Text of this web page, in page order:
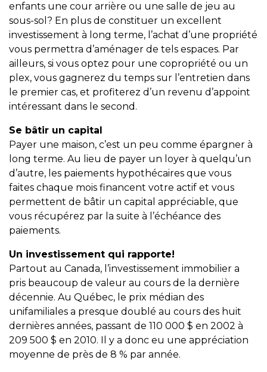
Des
outils
pour
le
financement
Devenir
propriétaire
UNE
EXCELLENTE
DÉCISION
!
Frais
de
démarrage
y
avez-
vous
pensé?
Locataire
Pourquoi
enfants une cour arrière ou une salle de jeu au
sous-sol? En plus de constituer un excellent
investissement à long terme, l’achat d’une propriété
vous permettra d’aménager de tels espaces. Par
ailleurs, si vous optez pour une copropriété ou un
plex, vous gagnerez du temps sur l’entretien dans
le premier cas, et profiterez d’un revenu d’appoint
intéressant dans le second.
Se bâtir un capital
Payer une maison, c’est un peu comme épargner à
long terme. Au lieu de payer un loyer à quelqu’un
d’autre, les paiements hypothécaires que vous
faites chaque mois financent votre actif et vous
permettent de bâtir un capital appréciable, que
vous récupérez par la suite à l’échéance des
paiements.
Un investissement qui rapporte!
Partout au Canada, l’investissement immobilier a
pris beaucoup de valeur au cours de la dernière
décennie. Au Québec, le prix médian des
unifamiliales a presque doublé au cours des huit
dernières années, passant de 110 000 $ en 2002 à
209 500 $ en 2010. Il y a donc eu une appréciation
moyenne de près de 8 % par année.